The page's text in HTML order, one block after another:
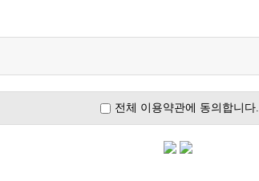
전체 이용약관에 동의합니다.